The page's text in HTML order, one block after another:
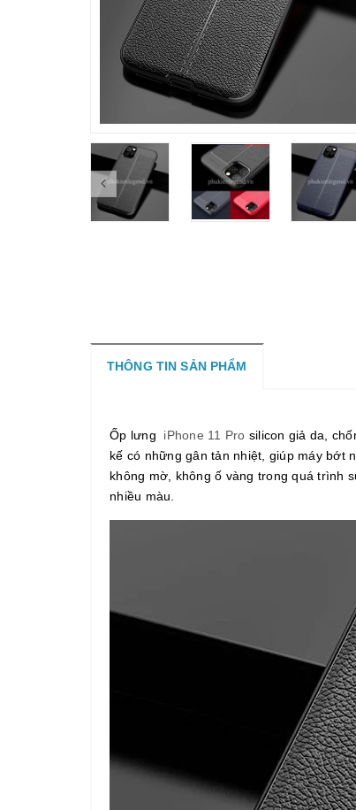
THÔNG TIN SẢN PHẨM
Ốp lưng iPhone 11 Pro silicon giả da,
kế có những gân tản nhiệt, giúp máy bớt
không mờ, không ố vàng trong quá trình
nhiều màu.